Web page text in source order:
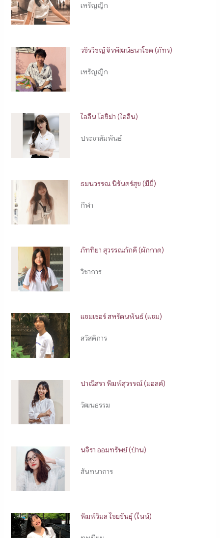
เหรัญญิก
วชิรวิชญ์ จิรพัฒน์ธนาโชค (ภัทร)
เหรัญญิก
ไอลีน โอชิม่า (ไอลีน)
ประชาสัมพันธ์
ธมนวรรณ นิรันดร์สุข (มีมี่)
กีฬา
ภัททิยา สุวรรณภักดี (ผักกาด)
วิชาการ
แซมเซอร์ สหรัตนพันธ์ (แซม)
สวัสดิการ
ปาณิสรา พิมพ์สุวรรณ์ (มอลต์)
วัฒนธรรม
นจิรา ออมทรัพย์ (ป่าน)
สันทนาการ
พิมพ์วิมล ไชยขันธุ์ (ไนน์)